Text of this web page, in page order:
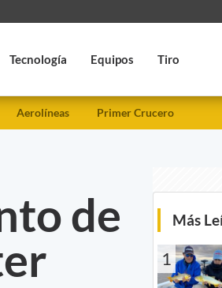
Tecnología Equipos Tiro
Aerolíneas Primer Crucero
de
Más
1